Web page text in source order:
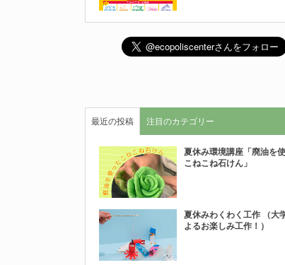
最近の投稿 注目のカテゴリー
夏休み環境講座「廃油を
こねこね石けん」
夏休みわくわく工作 （大
よるお楽しみ工作！）